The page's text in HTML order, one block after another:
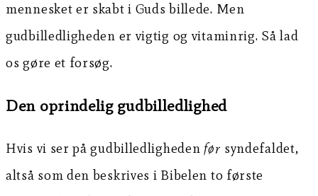
mennesket er skabt i Guds billede. Men
gudbilledligheden er vigtig og vitaminrig. Så lad
os gøre et forsøg.
Den oprindelig gudbilledlighed
Hvis vi ser på gudbilledligheden før syndefaldet,
altså som den beskrives i Bibelen to første